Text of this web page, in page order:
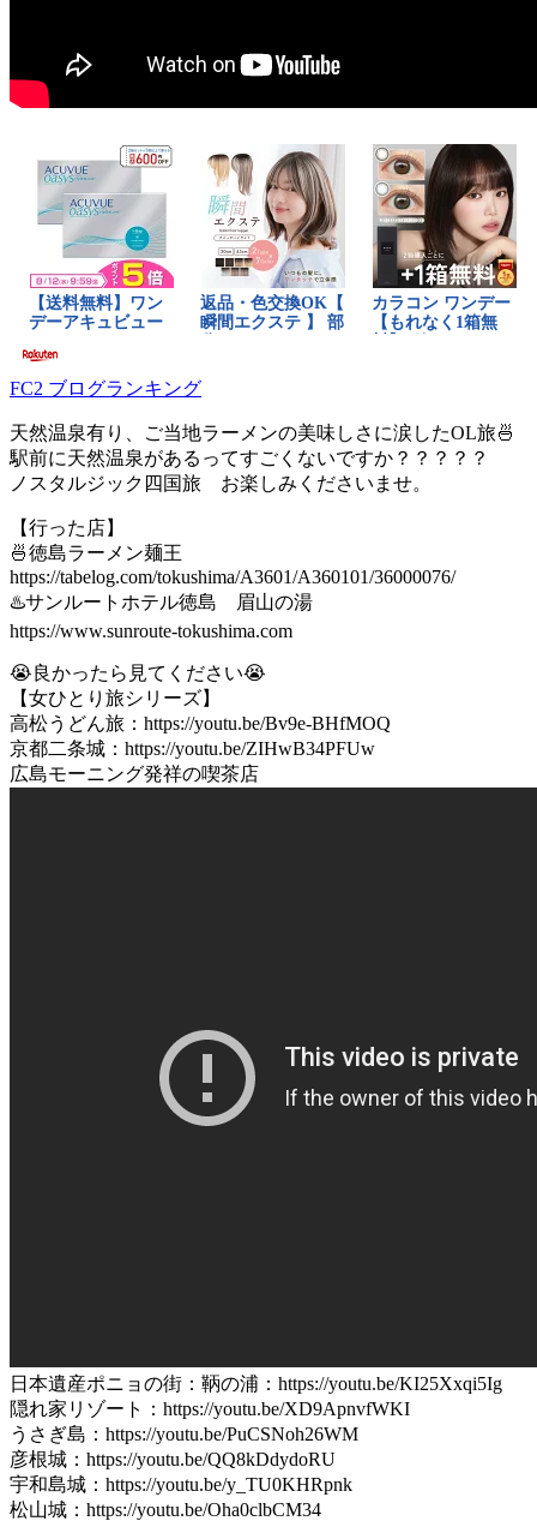
FC2 ブログランキング
天然温泉有り、ご当地ラーメンの美味しさに涙したOL旅🍜
駅前に天然温泉があるってすごくないですか？？？？？
ノスタルジック四国旅 お楽しみくださいませ。
【行った店】
🍜徳島ラーメン麺王
https://tabelog.com/tokushima/A3601/A360101/36000076/
♨️サンルートホテル徳島 眉山の湯
https://www.sunroute-tokushima.com
😭良かったら見てください😭
【女ひとり旅シリーズ】
高松うどん旅：https://youtu.be/Bv9e-BHfMOQ
京都二条城：https://youtu.be/ZIHwB34PFUw
広島モーニング発祥の喫茶店
日本遺産ポニョの街：鞆の浦：https://youtu.be/KI25Xxqi5Ig
隠れ家リゾート：https://youtu.be/XD9ApnvfWKI
うさぎ島：https://youtu.be/PuCSNoh26WM
彦根城：https://youtu.be/QQ8kDdydoRU
宇和島城：https://youtu.be/y_TU0KHRpnk
松山城：https://youtu.be/Oha0clbCM34